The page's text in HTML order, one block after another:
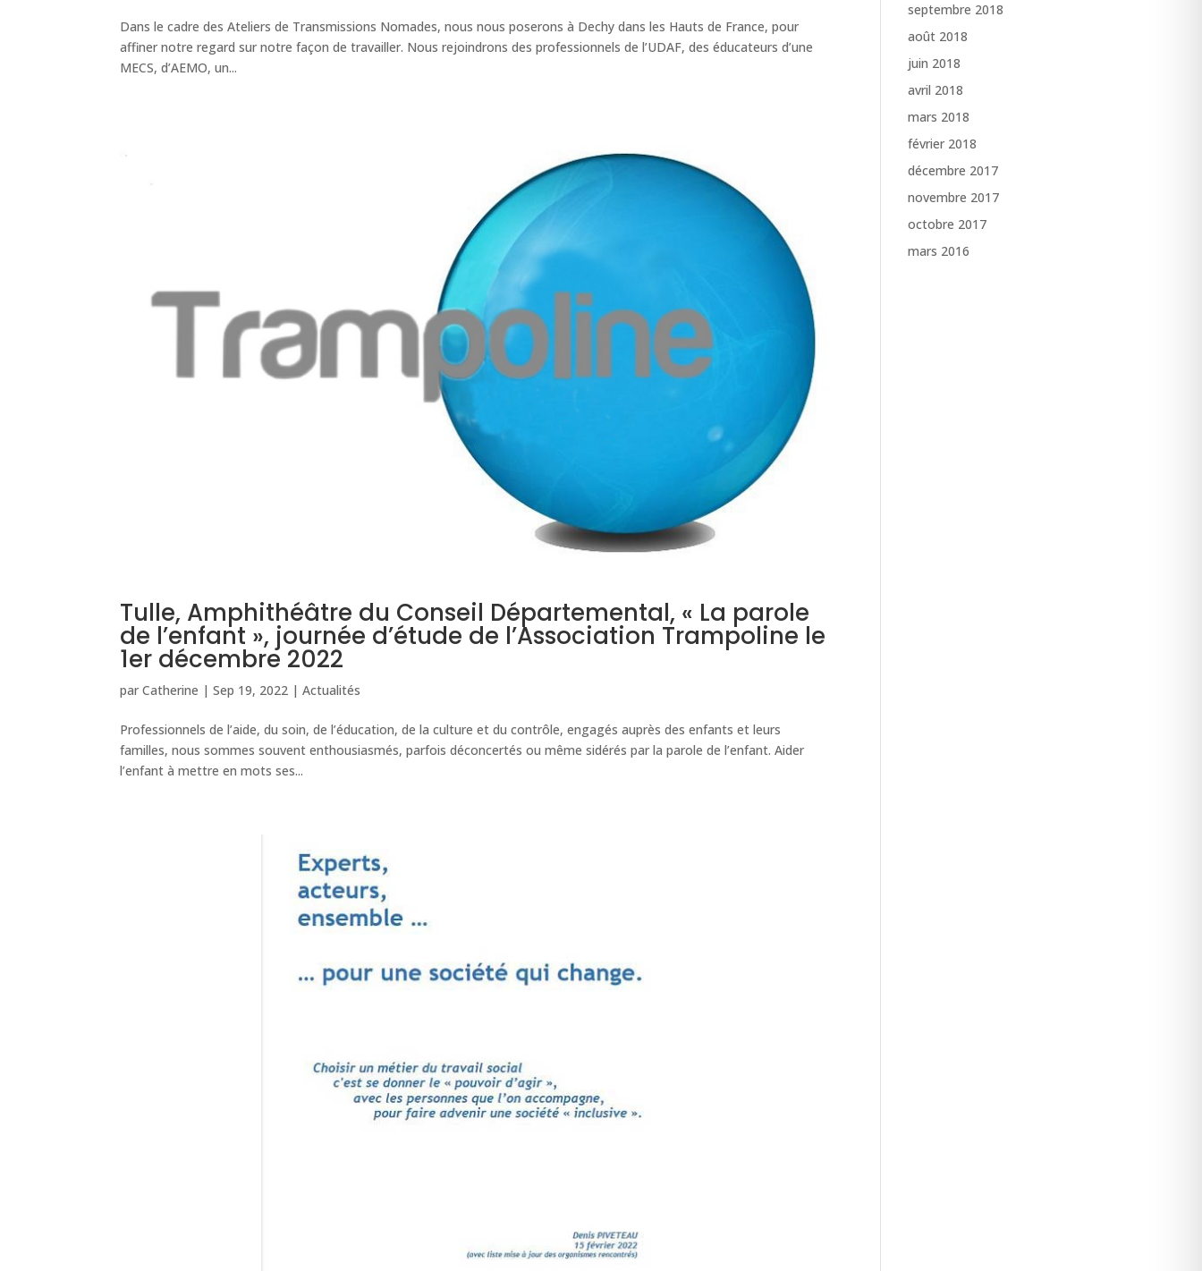
Dans le cadre des Ateliers de Transmissions Nomades, nous nous poserons à Dechy dans les Hauts de France, pour
affiner notre regard sur notre façon de travailler. Nous rejoindrons des professionnels de l’UDAF, des éducateurs d’une
MECS, d’AEMO, un...
Tulle, Amphithéâtre du Conseil Départemental, « La parole
de l’enfant », journée d’étude de l’Association Trampoline le
1er décembre 2022
parCatherine |Sep 19, 2022 |Actualités
Professionnels de l’aide, du soin, de l’éducation, de la culture et du contrôle, engagés auprès des enfants et leurs
familles, nous sommes souvent enthousiasmés, parfois déconcertés ou même sidérés par la parole de l’enfant. Aider
l’enfant à mettre en mots ses...
septembre 2018
août 2018
juin 2018
avril 2018
mars 2018
février 2018
décembre 2017
novembre 2017
octobre 2017
mars 2016